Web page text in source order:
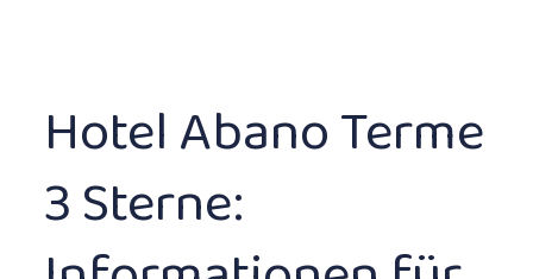
Hotel Abano Terme
3 Sterne: